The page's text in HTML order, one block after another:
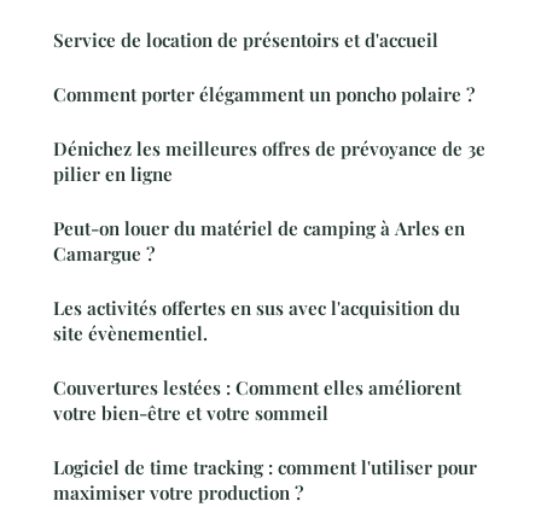
Service de location de présentoirs et d'accueil
Comment porter élégamment un poncho polaire ?
Dénichez les meilleures offres de prévoyance de 3e
pilier en ligne
Peut-on louer du matériel de camping à Arles en
Camargue ?
Les activités offertes en sus avec l'acquisition du
site évènementiel.
Couvertures lestées : Comment elles améliorent
votre bien-être et votre sommeil
Logiciel de time tracking : comment l'utiliser pour
maximiser votre production ?